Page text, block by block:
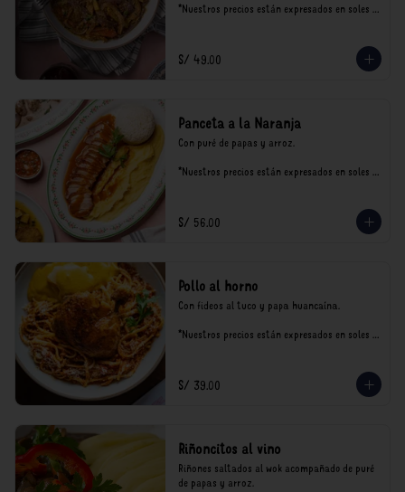
*Nuestros precios están expresados en soles e
S/ 49.00
Panceta a la Naranja
Con puré de papas y arroz.
*Nuestros precios están expresados en soles e
S/ 56.00
Pollo al horno
Con fideos al tuco y papa huancaína.
*Nuestros precios están expresados en soles e
S/ 39.00
Riñoncitos al vino
Riñones saltados al wok acompañado de puré
de papas y arroz.